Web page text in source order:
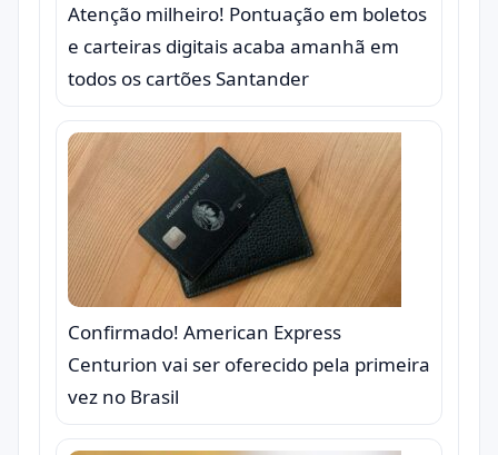
Atenção milheiro! Pontuação em boletos
e carteiras digitais acaba amanhã em
todos os cartões Santander
Confirmado! American Express
Centurion vai ser oferecido pela primeira
vez no Brasil